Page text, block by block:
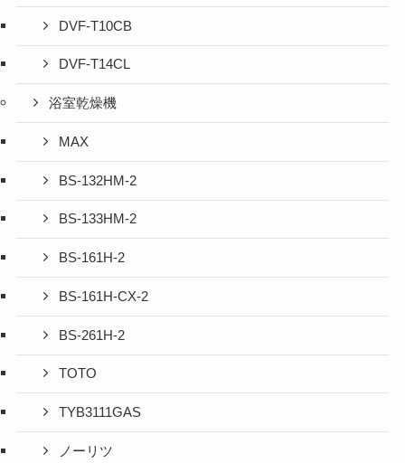
DVF-T10CB
DVF-T14CL
浴室乾燥機
MAX
BS-132HM-2
BS-133HM-2
BS-161H-2
BS-161H-CX-2
BS-261H-2
TOTO
TYB3111GAS
ノーリツ